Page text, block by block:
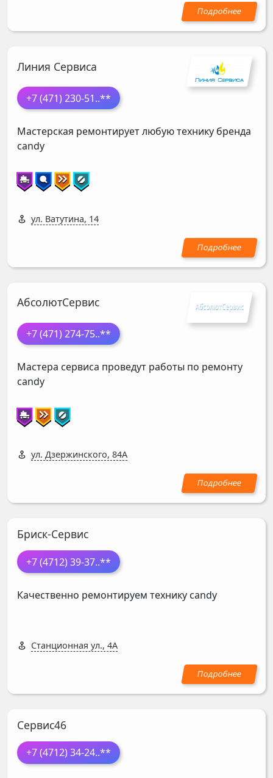
Линия Сервиса
+7 (471) 230-51..**
Мастерская ремонтирует любую технику бренда
candy
ул. Ватутина, 14
АбсолютСервис
+7 (471) 274-75..**
Мастера сервиса проведут работы по ремонту
candy
ул. Дзержинского, 84А
Бриск-Сервис
+7 (4712) 39-37..**
Качественно ремонтируем технику candy
Станционная ул., 4А
Сервис46
+7 (4712) 34-24..**